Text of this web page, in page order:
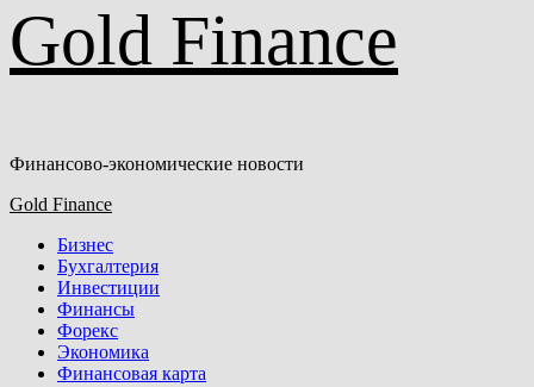
к
содержимому
Gold Finance
Финансово-экономические новости
Основное
Gold Finance
Бизнес
Бухгалтерия
Инвестиции
Финансы
Форекс
Экономика
Финансовая карта